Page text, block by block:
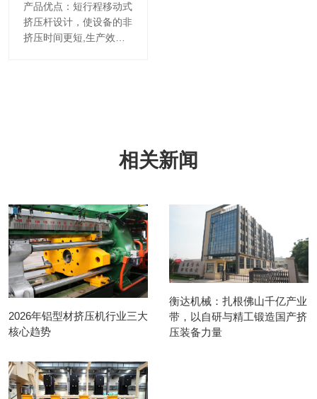
产品优点：短行程移动式
挤压杆设计，使设备的非
挤压时间更短,生产效率
相关新闻
2026年铝型材挤压机行业三大
核心趋势
衡达机械：扎根佛山千亿产业
带，以自研与精工锻造国产挤
压装备力量